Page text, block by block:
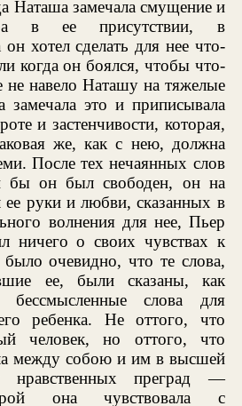
Наташа замечала смущение и
в ее присутствии, в
он хотел сделать для нее что-
когда он боялся, чтобы что-
не навело Наташу на тяжелые
замечала это и приписывала
и застенчивости, которая,
же, как с нею, должна
После тех нечаянных слов
бы он был свободен, он на
руки и любви, сказанных в
волнения для нее, Пьер
ничего о своих чувствах к
очевидно, что те слова,
ее, были сказаны, как
бессмысленные слова для
ребенка. Не оттого, что
человек, но оттого, что
между собою и им в высшей
нравственных преград —
она чувствовала с